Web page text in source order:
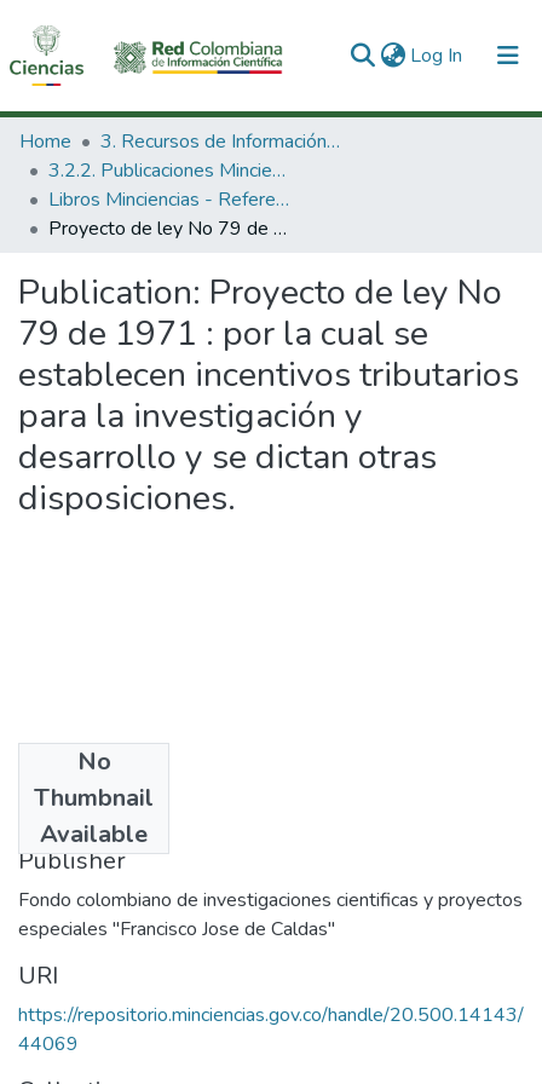
Log In (current)
Communities & Collections
All of DSpace
Statistics
Home
3. Recursos de Información Científica y Tecnológica
3.2.2. Publicaciones Minciencias
Libros Minciencias - Referenciales
Proyecto de ley No 79 de 1971 : por la cual se establecen incentivos tributarios para la investigación y desarrollo y se dictan otras disposiciones.
Publication: Proyecto de ley No
79 de 1971 : por la cual se
establecen incentivos tributarios
para la investigación y
desarrollo y se dictan otras
disposiciones.
No
Thumbnail
Available
1971
Publisher
Fondo colombiano de investigaciones cientificas y proyectos
especiales "Francisco Jose de Caldas"
URI
https://repositorio.minciencias.gov.co/handle/20.500.14143/
44069